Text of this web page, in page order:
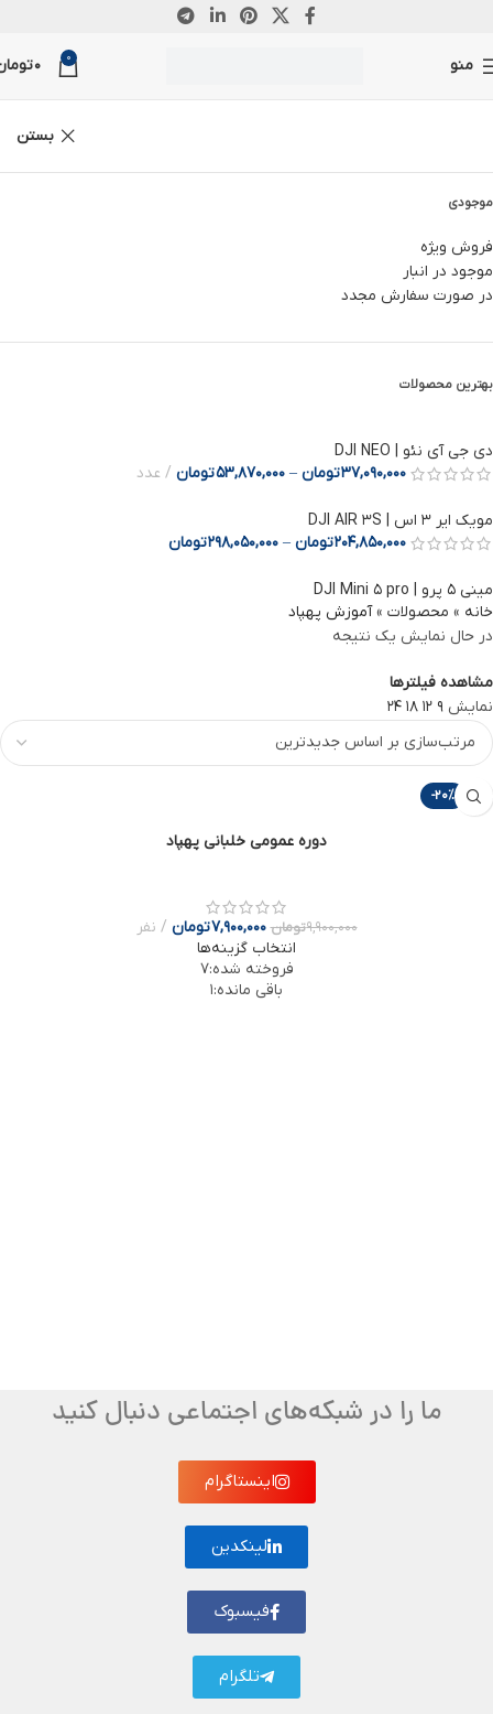
منو 0
0
بستن
موجودی
فروش ویژه
موجود در انبار
در صورت سفارش مجدد
بهترین محصولات
دی جی آی نئو | DJI NEO
37,090,000تومان –
53,870,000تومان عدد
مویک ایر 3 اس | DJI AIR 3S
204,850,000تومان –
298,050,000تومان
مینی ۵ پرو | DJI Mini ۵ pro
خانه » محصولات »آموزش پهپاد
در حال نمایش یک نتیجه
مشاهده فیلترها
نمایش 9
12
18
24
-20%
دوره عمومی خلبانی پهپاد
9,900,000تومان 7,900,000تومان
نفر
انتخاب گزینه‌ها
فروخته شده:7
باقی مانده:1
ما را در شبکه‌های اجتماعی دنبال کنید
اینستاگرام
لینکدین
فیسبوک
تلگرام